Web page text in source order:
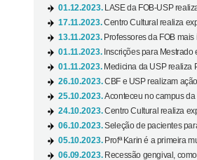
01.12.2023.
LASE da FOB-USP
17.11.2023.Centro Cultural realiza
13.11.2023. Professores da FOB
01.11.2023. Inscrições para
01.11.2023. Medicina da USP realiza
26.10.2023.CBF e USP realizam
25.10.2023.Aconteceu no campus da
24.10.2023.Centro Cultural realiza
06.10.2023.Seleção de pacientes
05.10.2023. Profª Karin é a primeira
06.09.2023. Recessão gengival,